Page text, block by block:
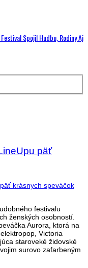
Spojil Hudbu, Rodiny Aj
päť
festivalu
ženských osobností.
Aurora, ktorá na
Victoria
staroveké židovské
surovo zafarbeným